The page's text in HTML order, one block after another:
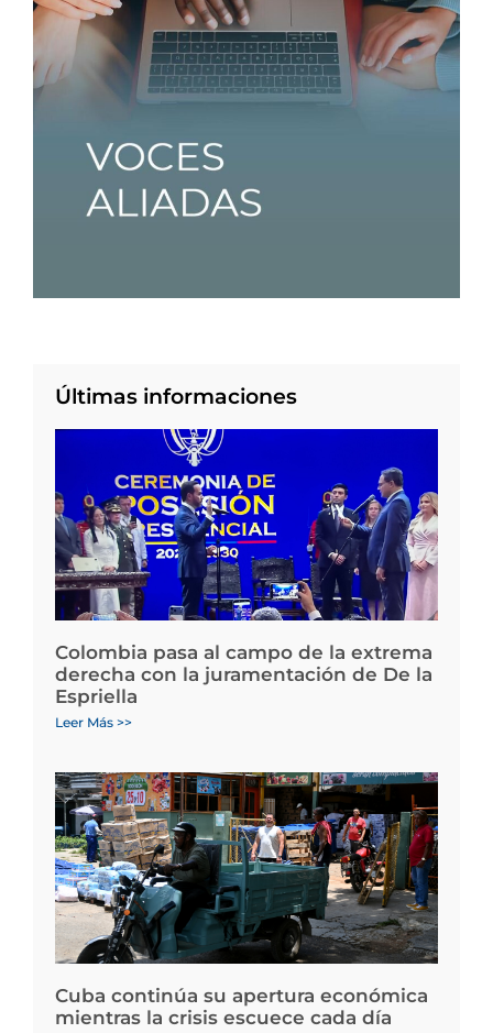
Últimas informaciones
Colombia pasa al campo de la extrema
derecha con la juramentación de De la
Espriella
Leer Más >>
Cuba continúa su apertura económica
mientras la crisis escuece cada día